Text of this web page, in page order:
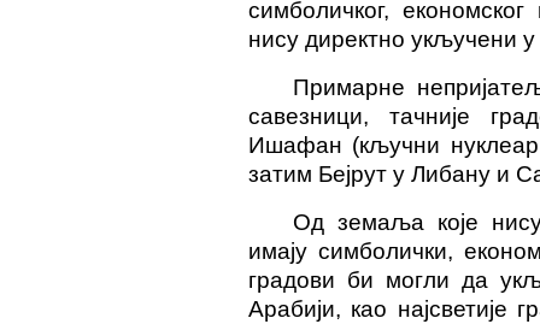
симболичког,
нису директно укључени у
Примарне
савезници, тачније
Ишафан (кључни
затим Бејрут у Либану и
Од земаља које
имају симболички,
градови би могли да
Арабији, као најсветије